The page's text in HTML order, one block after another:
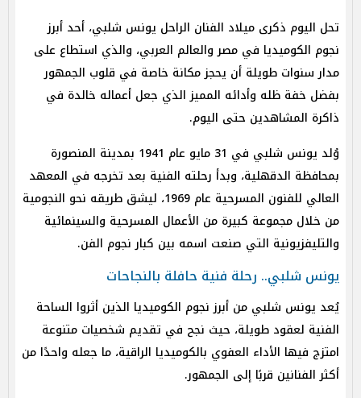
تحل اليوم ذكرى ميلاد الفنان الراحل يونس شلبي، أحد أبرز
نجوم الكوميديا في مصر والعالم العربي، والذي استطاع على
مدار سنوات طويلة أن يحجز مكانة خاصة في قلوب الجمهور
بفضل خفة ظله وأدائه المميز الذي جعل أعماله خالدة في
ذاكرة المشاهدين حتى اليوم.
وُلد يونس شلبي في 31 مايو عام 1941 بمدينة المنصورة
بمحافظة الدقهلية، وبدأ رحلته الفنية بعد تخرجه في المعهد
العالي للفنون المسرحية عام 1969، ليشق طريقه نحو النجومية
من خلال مجموعة كبيرة من الأعمال المسرحية والسينمائية
والتليفزيونية التي صنعت اسمه بين كبار نجوم الفن.
يونس شلبي.. رحلة فنية حافلة بالنجاحات
يُعد يونس شلبي من أبرز نجوم الكوميديا الذين أثروا الساحة
الفنية لعقود طويلة، حيث نجح في تقديم شخصيات متنوعة
امتزج فيها الأداء العفوي بالكوميديا الراقية، ما جعله واحدًا من
أكثر الفنانين قربًا إلى الجمهور.